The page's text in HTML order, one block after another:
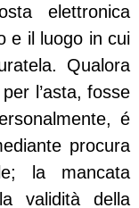
elettronica
e il luogo in cui
Qualora
l’asta, fosse
é
procura
la mancata
validità della